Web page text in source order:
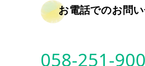
お電話でのお問
058-251-